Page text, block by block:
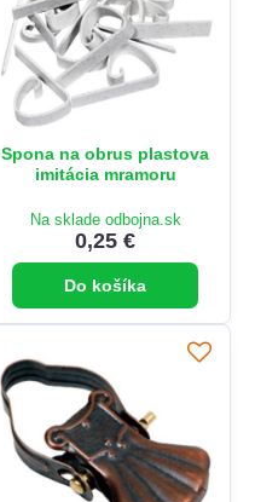
Spona na obrus plastova
imitácia mramoru
Na sklade odbojna.sk
0,25 €
Do košíka